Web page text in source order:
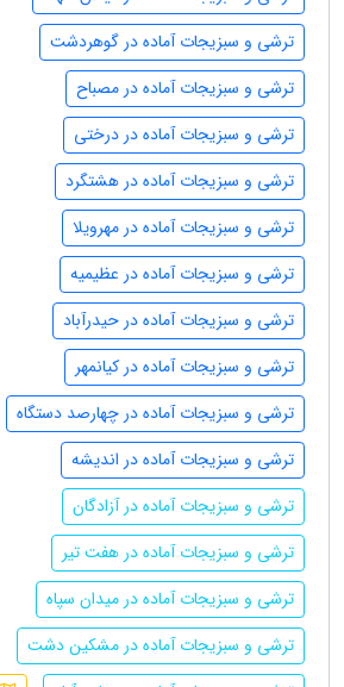
ترشی و سبزیجات آماده در گوهردشت
ترشی و سبزیجات آماده در مصباح
ترشی و سبزیجات آماده در درختی
ترشی و سبزیجات آماده در هشتگرد
ترشی و سبزیجات آماده در مهرویلا
ترشی و سبزیجات آماده در عظیمیه
ترشی و سبزیجات آماده در حیدرآباد
ترشی و سبزیجات آماده در کیانمهر
ترشی و سبزیجات آماده در چهارصد دستگاه
ترشی و سبزیجات آماده در اندیشه
ترشی و سبزیجات آماده در آزادگان
ترشی و سبزیجات آماده در هفت تیر
ترشی و سبزیجات آماده در میدان سپاه
ترشی و سبزیجات آماده در مشکین دشت